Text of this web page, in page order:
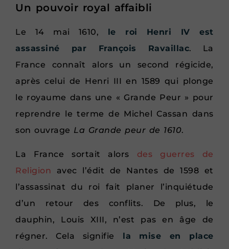
Un pouvoir royal affaibli
Le 14 mai 1610,
le roi Henri IV est
assassiné par François Ravaillac. La
France connaît alors un second régicide,
après celui de Henri III en 1589 qui plonge
le royaume dans une « Grande Peur » pour
reprendre le terme de Michel Cassan dans
son ouvrage La Grande peur de 1610.
La France sortait alors des guerres de
Religion avec l’édit de Nantes de 1598 et
l’assassinat du roi fait planer l’inquiétude
d’un retour des conflits. De plus, le
dauphin, Louis XIII, n’est pas en âge de
régner. Cela signifie la mise en place